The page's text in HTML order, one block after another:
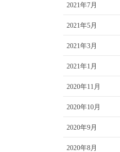
2021年7月
2021年5月
2021年3月
2021年1月
2020年11月
2020年10月
2020年9月
2020年8月